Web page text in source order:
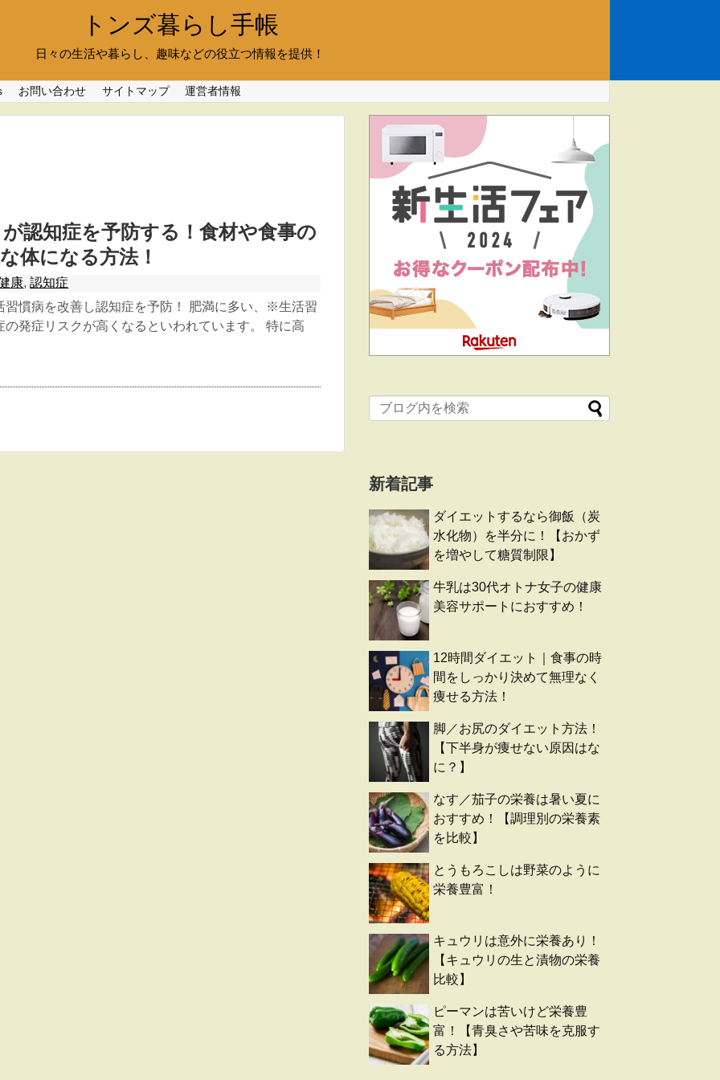
トンズ暮らし手帳
日々の生活や暮らし、趣味などの役立つ情報を提供！
お問い合わせ サイトマップ 運営者情報
認知症を予防する！食材や食事の
体になる方法！
康,認知症
習慣病を改善し認知症を予防！ 肥満に多い、※生活習
の発症リスクが高くなるといわれています。 特に高
新着記事
ダイエットするなら御飯（炭
水化物）を半分に！【おかず
を増やして糖質制限】
牛乳は30代オトナ女子の健康
美容サポートにおすすめ！
12時間ダイエット｜食事の時
間をしっかり決めて無理なく
痩せる方法！
脚／お尻のダイエット方法！
【下半身が痩せない原因はな
に？】
なす／茄子の栄養は暑い夏に
おすすめ！【調理別の栄養素
を比較】
とうもろこしは野菜のように
栄養豊富！
キュウリは意外に栄養あり！
【キュウリの生と漬物の栄養
比較】
ピーマンは苦いけど栄養豊
富！【青臭さや苦味を克服す
る方法】